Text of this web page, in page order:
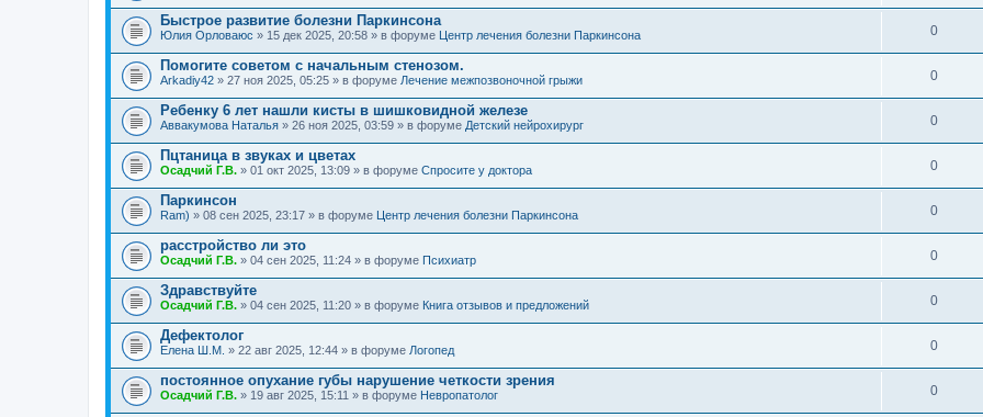
Быстрое развитие болезни Паркинсона
Юлия Орловаюс » 15 дек 2025, 20:58 » в форуме Центр лечения болезни Паркинсона 0
Помогите советом с начальным стенозом.
Arkadiy42 » 27 ноя 2025, 05:25 » в форуме Лечение межпозвоночной грыжи 0
Ребенку 6 лет нашли кисты в шишковидной железе
Аввакумова Наталья » 26 ноя 2025, 03:59 » в форуме Детский нейрохирург 0
Пцтаница в звуках и цветах
Осадчий Г.В. » 01 окт 2025, 13:09 » в форуме Спросите у доктора 0
Паркинсон
Ram) » 08 сен 2025, 23:17 » в форуме Центр лечения болезни Паркинсона 0
расстройство ли это
Осадчий Г.В. » 04 сен 2025, 11:24 » в форуме Психиатр 0
Здравствуйте
Осадчий Г.В. » 04 сен 2025, 11:20 » в форуме Книга отзывов и предложений 0
Дефектолог
Елена Ш.М. » 22 авг 2025, 12:44 » в форуме Логопед 0
постоянное опухание губы нарушение четкости зрения
Осадчий Г.В. » 19 авг 2025, 15:11 » в форуме Невропатолог 0